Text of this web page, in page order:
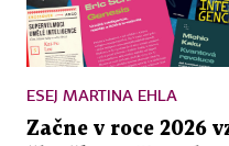
ESEJ MARTINA EHLA
Začne v roce 2026